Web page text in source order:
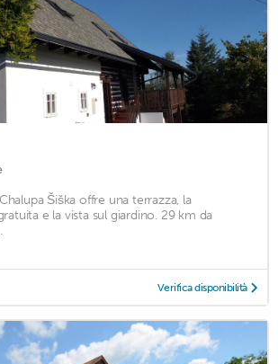
Šiška offre una terrazza, la
e la vista sul giardino. 29 km da
Verifica disponibilità